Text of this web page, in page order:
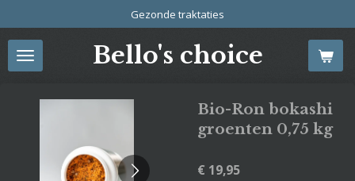
naar
de
Bello's choice
Gezonde traktaties
Bio-Ron bokashi
groenten 0,75 kg
€ 19,95